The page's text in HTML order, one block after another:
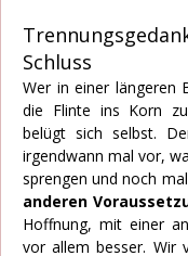
Schluss
Wer in einer längeren
die Flinte ins Korn
belügt sich selbst.
irgendwann mal vor,
sprengen und noch
anderen
Hoffnung, mit einer
vor allem besser. Wir